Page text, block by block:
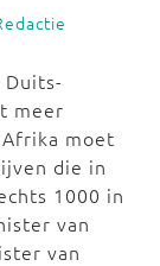
meer
moet
die in
1000 in
van
van